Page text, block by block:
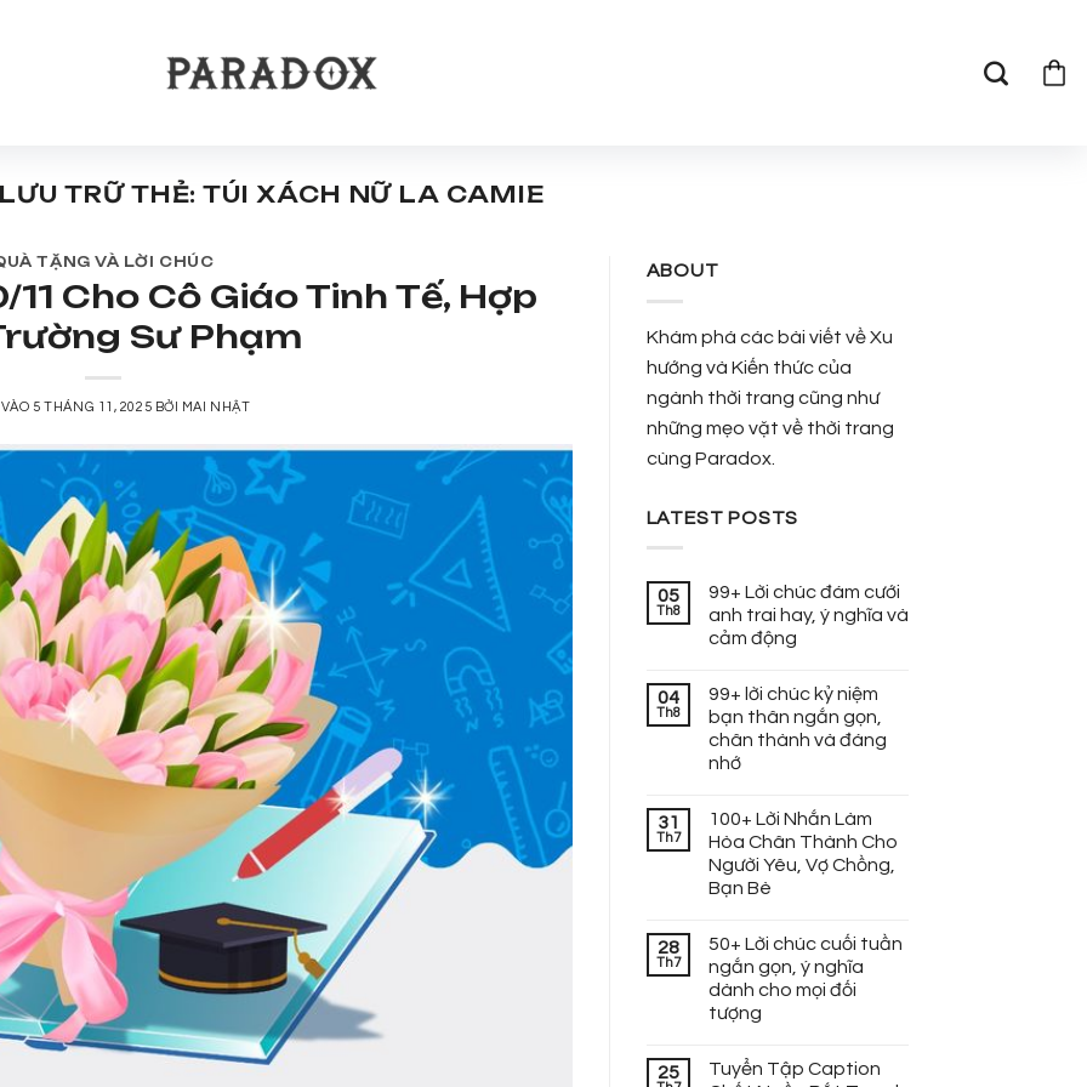
LƯU TRỮ THẺ:TÚI XÁCH NỮ LA CAMIE
TẶNG VÀ LỜI CHÚC
Cho Cô Giáo Tinh Tế, Hợp
Sư Phạm
5 THÁNG 11, 2025 BỞI MAI NHẬT
ABOUT
Khám phá các bài viết về Xu
hướng và Kiến thức của
ngành thời trang cũng như
những mẹo vặt về thời trang
cùng Paradox.
LATEST POSTS
05
Th8
99+ Lời chúc đám cưới
anh trai hay, ý nghĩa và
cảm động
04
Th8
99+ lời chúc kỷ niệm
bạn thân ngắn gọn,
chân thành và đáng
nhớ
31
Th7
100+ Lời Nhắn Làm
Hòa Chân Thành Cho
Người Yêu, Vợ Chồng,
Bạn Bè
28
Th7
50+ Lời chúc cuối tuần
ngắn gọn, ý nghĩa
dành cho mọi đối
tượng
25
Tuyển Tập Caption